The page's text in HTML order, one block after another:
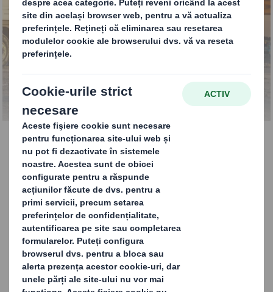
Servicii lanț de
Aprovizionare
PENTRU MAI MULTE INFORMAȚII
DESPRE SERVICIILE NOASTRE
LEGATE DE LANȚUL DE
APROVIZIONARE, VĂ RUGĂM SĂ NE
CONTACTAȚI